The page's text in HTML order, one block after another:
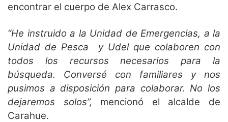
encontrar el cuerpo de Alex Carrasco.
“He instruido a la Unidad de Emergencias, a la
Unidad de Pesca y Udel que colaboren con
todos los recursos necesarios para la
búsqueda. Conversé con familiares y nos
pusimos a disposición para colaborar. No los
dejaremos solos”, mencionó el alcalde de
Carahue.